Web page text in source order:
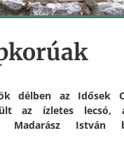
délben az Idősek
az ízletes lecsó,
István